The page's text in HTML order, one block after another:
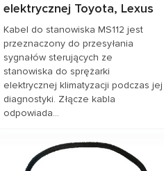
elektrycznej Toyota, Lexus
Kabel do stanowiska MS112 jest
przeznaczony do przesyłania
sygnałów sterujących ze
stanowiska do sprężarki
elektrycznej klimatyzacji podczas jej
diagnostyki. Złącze kabla
odpowiada...
Zapytaj o cenę